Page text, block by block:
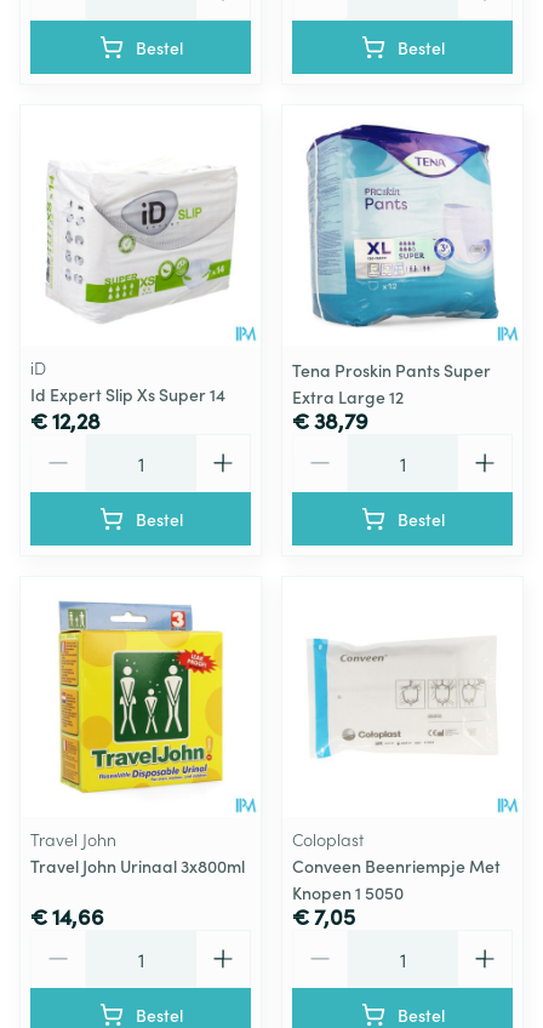
Bestel Bestel
iD
Id Expert Slip Xs Super 14
€ 12,28
Bestel
Tena Proskin Pants Super
Extra Large 12
€ 38,79
Bestel
Travel John
Travel John Urinaal 3x800ml
€ 14,66
Bestel
Coloplast
Conveen Beenriempje Met
Knopen 1 5050
€ 7,05
Bestel